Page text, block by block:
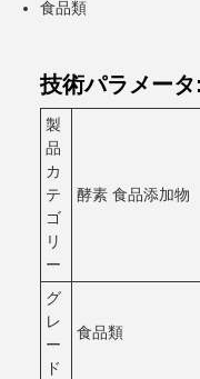
食品類
技術パラメータ:
製
品
カ
テ
ゴ
リ
ー
酵素 食品添加物
グ
レ
ー
ド
食品類